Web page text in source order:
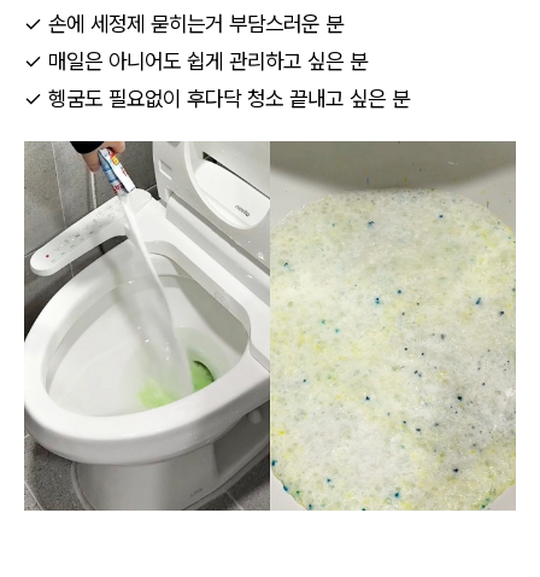
✓ 손에 세정제 묻히는거 부담스러운 분
✓ 매일은 아니어도 쉽게 관리하고 싶은 분
✓ 헹굼도 필요없이 후다닥 청소 끝내고 싶은 분